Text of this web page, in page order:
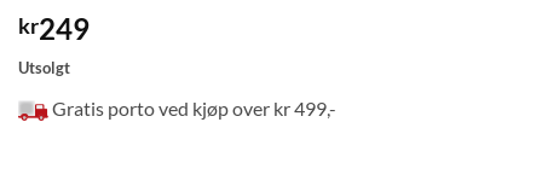
kr249
Utsolgt
Gratis porto ved kjøp over kr 499,-